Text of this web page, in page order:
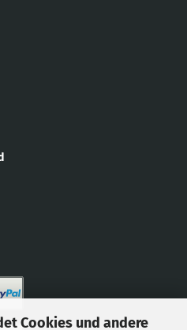
Cookies und andere